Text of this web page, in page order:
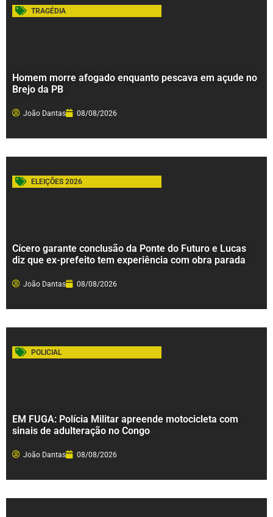
TRAGÉDIA
Homem morre afogado enquanto pescava em açude no
Brejo da PB
João Dantas 08/08/2026
ELEIÇÕES 2026
Cícero garante conclusão da Ponte do Futuro e Lucas
diz que ex-prefeito tem experiência com obra parada
João Dantas 08/08/2026
POLICIAL
EM FUGA: Polícia Militar apreende motocicleta com
sinais de adulteração no Congo
João Dantas 08/08/2026